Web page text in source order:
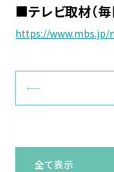
■テレビ取材（毎
https://www.mbs.jp/
全て表示